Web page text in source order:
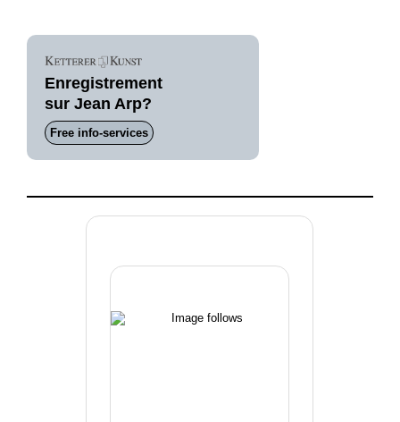
Enregistrement
sur Jean Arp?
Free info-services